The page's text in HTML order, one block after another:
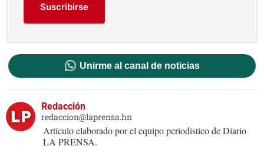
Suscribirse
Unirme al canal de noticias
Redacción
redaccion@laprensa.hn
Artículo elaborado por el equipo periodístico de Diario
LA PRENSA.